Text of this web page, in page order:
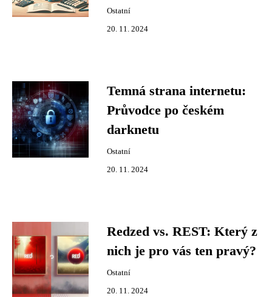
Ostatní
20. 11. 2024
Temná strana internetu:
Průvodce po českém
darknetu
Ostatní
20. 11. 2024
Redzed vs. REST: Který z
nich je pro vás ten pravý?
Ostatní
20. 11. 2024